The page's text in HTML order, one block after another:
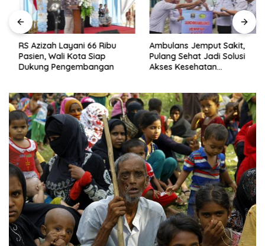
RS Azizah Layani 66 Ribu
Pasien, Wali Kota Siap
Dukung Pengembangan
Ambulans Jemput Sakit,
Pulang Sehat Jadi Solusi
Akses Kesehatan